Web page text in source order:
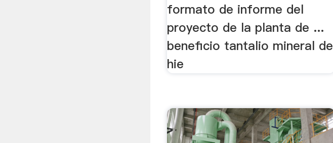
formato de informe del
proyecto de la planta de ...
beneficio tantalio mineral de
hie